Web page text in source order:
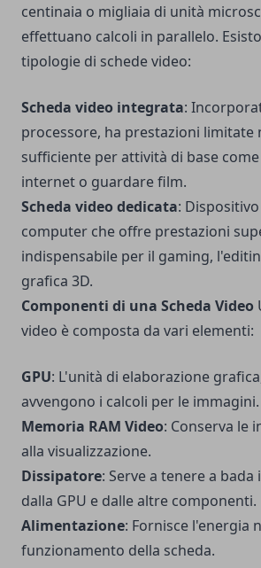
centinaia o migliaia di unità
effettuano calcoli in parallelo.
tipologie di schede video:
Scheda video integrata:
processore, ha prestazioni limitate
sufficiente per attività di base
internet o guardare film.
Scheda video dedicata:
computer che offre prestazioni
indispensabile per il gaming,
grafica 3D.
Componenti di una Scheda Video
video è composta da vari elementi:
GPU: L'unità di elaborazione
avvengono i calcoli per le immagini.
Memoria RAM Video: Conserva le
alla visualizzazione.
Dissipatore: Serve a tenere a
dalla GPU e dalle altre componenti.
Alimentazione: Fornisce l'energia
funzionamento della scheda.